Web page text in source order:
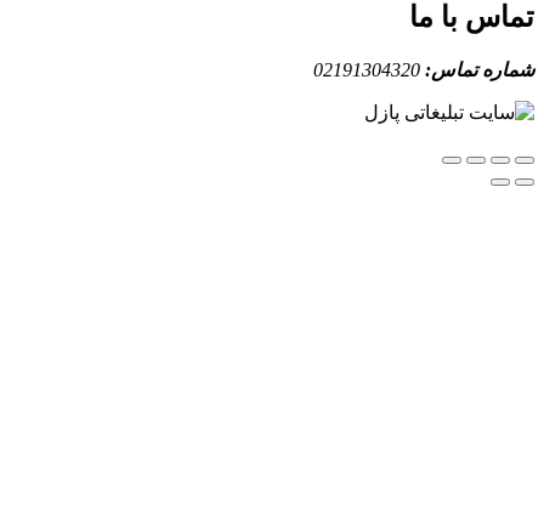
با ما
تماس:02191304320